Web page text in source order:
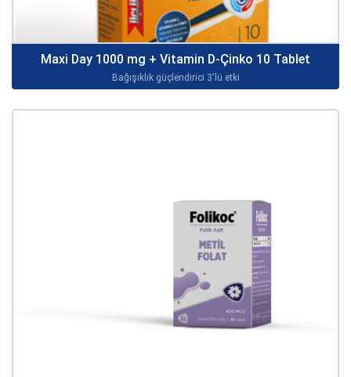
Maxi Day 1000 mg + Vitamin D-Çinko 10 Tablet
Bağışıklık güçlendirici 3'lü etki